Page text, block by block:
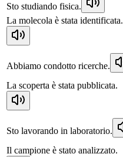
Sto studiando fisica.
La molecola è stata identificata.
Abbiamo condotto ricerche.
La scoperta è stata pubblicata.
Sto lavorando in laboratorio.
Il campione è stato analizzato.